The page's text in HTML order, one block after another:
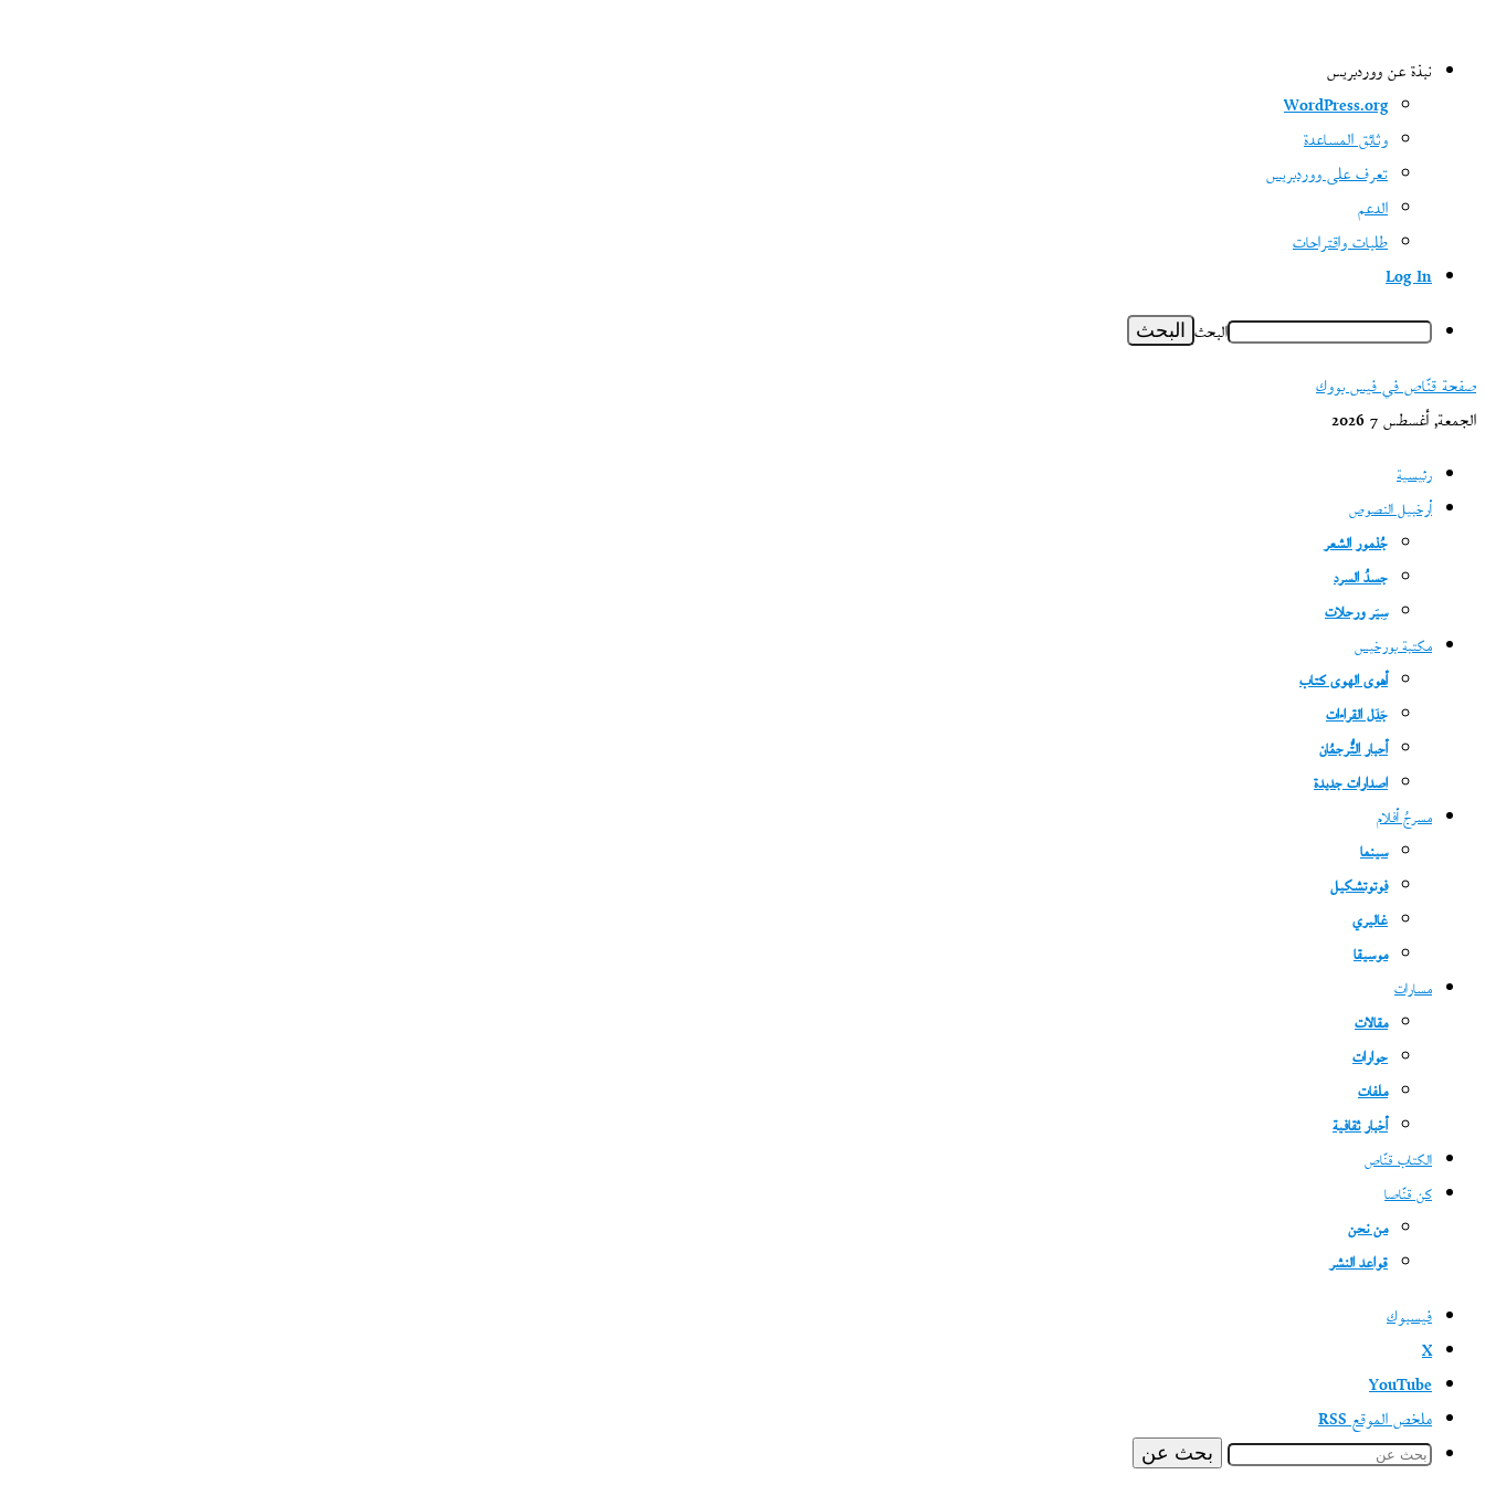
نبذة عن ووردبريس
WordPress.org
وثائق المساعدة
تعرف على ووردبريس
الدعم
طلبات واقتراحات
Log In
البحث
صفحة قنّاص في فيس بووك
الجمعة, أغسطس 7 2026
رئيسية
أرخبيل النصوص
جُذمور الشعر
جسدُ السرد
سِيَر ورحلات
مكتبة بورخيس
أهوى الهوى كتاب
جَدَل القراءات
أحبار التُّرجمُان
اصدارات جديدة
مسرحُ أفلام
سينما
فوتوتشكيل
غاليري
موسيقا
مسارات
مقالات
حوارات
ملفات
أخبار ثقافية
الكتاب قنّاص
كن قنّاصا
من نحن
قواعد النشر
فيسبوك
‫X
‫YouTube
ملخص الموقع RSS
بحث عن